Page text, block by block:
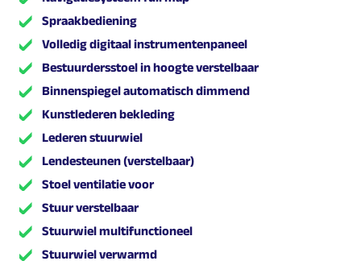
Spraakbediening
Volledig digitaal instrumentenpaneel
Bestuurdersstoel in hoogte verstelbaar
Binnenspiegel automatisch dimmend
Kunstlederen bekleding
Lederen stuurwiel
Lendesteunen (verstelbaar)
Stoel ventilatie voor
Stuur verstelbaar
Stuurwiel multifunctioneel
Stuurwiel verwarmd